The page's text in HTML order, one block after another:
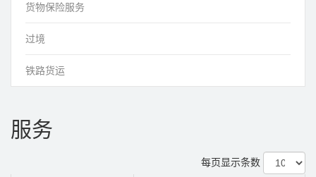
货物保险服务
过境
铁路货运
服务
每页显示条数